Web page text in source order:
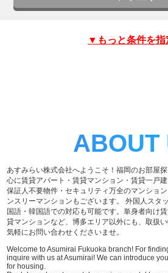
▼もっと条件を
ABOUT
あすみらい株式会社へようこそ！福岡のお部屋
心に賃貸アパート・賃貸マンション・賃貸一戸
保証人不要物件・セキュリティ万全のマンショ
ンスリーマンションもございます。 外国人スタ
国語・韓国語での対応も可能です。単身者向け
貸マンションなど、博多エリア以外にも、取扱
気軽にお問い合わせくださいませ。
Welcome to Asumirai Fukuoka branch! For
inquire with us at Asumirai! We can introduce
for housing.